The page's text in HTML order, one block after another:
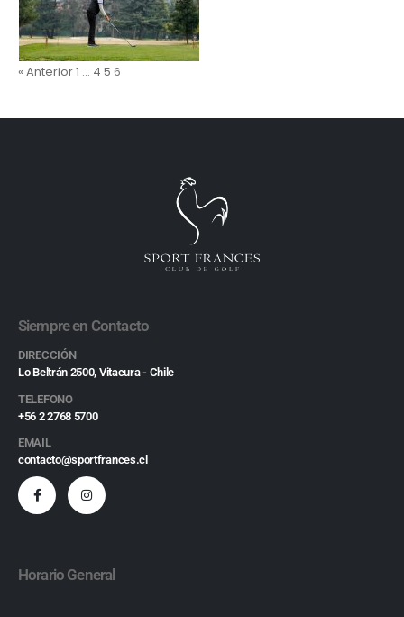
« Anterior1 … 4 5 6
Siempre en Contacto
DIRECCIÓN
Lo Beltrán 2500, Vitacura - Chile
TELEFONO
+56 2 2768 5700
EMAIL
contacto@sportfrances.cl
Horario General